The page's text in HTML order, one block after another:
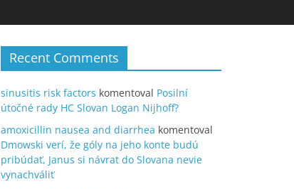
Recent Comments
sinusitis risk factors komentoval Posilní
útočné rady HC Slovan Logan Nijhoff?
amoxicillin nausea and diarrhea komentoval
Dmowski verí, že góly na jeho konte budú
pribúdať, Janus si návrat do Slovana nevie
vynachváliť